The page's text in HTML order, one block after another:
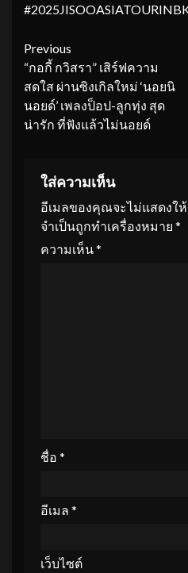
Continue
Reading
Previous
“กอกี้ กวิสรา” เสิร์ฟความ
สดใส ผ่านซิงเกิลใหม่ ‘นอยนิ
นอยด์’ เพลงป็อป-ลูกทุ่ง สุด
น่ารัก ที่ฟังแล้วไม่นอยด์
ใส่ความเห็น
อีเมลของคุณจะไม่แสดงใ
จำเป็นถูกทำเครื่องหมาย *
ความเห็น*
ชื่อ *
อีเมล *
เว็บไซต์